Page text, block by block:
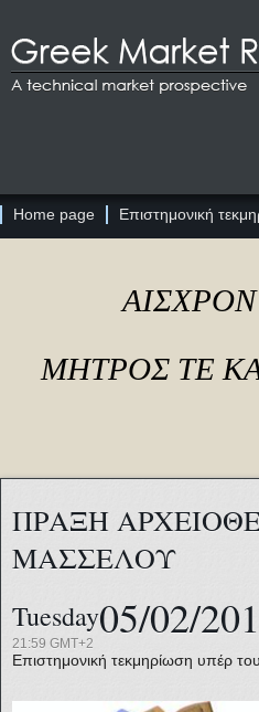
Home page Επιστημονική
ΜΗΤΡΟΣ ΤΕ
ΠΡΑΞΗ
ΜΑΣΣΕΛΟΥ
Tuesday05/02/
21:59 GMT+2
Επιστημονική τεκμηρίωση υπέρ